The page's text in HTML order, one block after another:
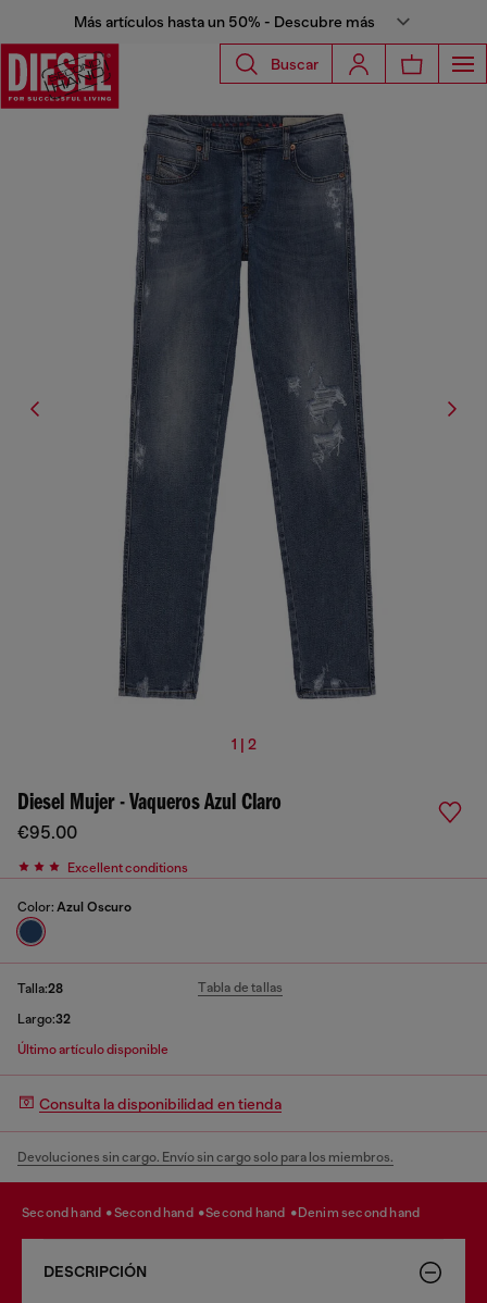
Más artículos hasta un 50% - Descubre más
Buscar
1 | 2
Diesel Mujer - Vaqueros Azul Claro
€95.00
Excellent conditions
Color: Azul Oscuro
Talla:28 Tabla de tallas
Largo:32
Último artículo disponible
Consulta la disponibilidad en tienda
Devoluciones sin cargo. Envío sin cargo solo para los miembros.
second hand second hand second hand denim second hand
DESCRIPCIÓN